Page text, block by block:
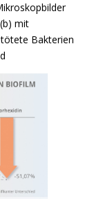
mit
Bakterien